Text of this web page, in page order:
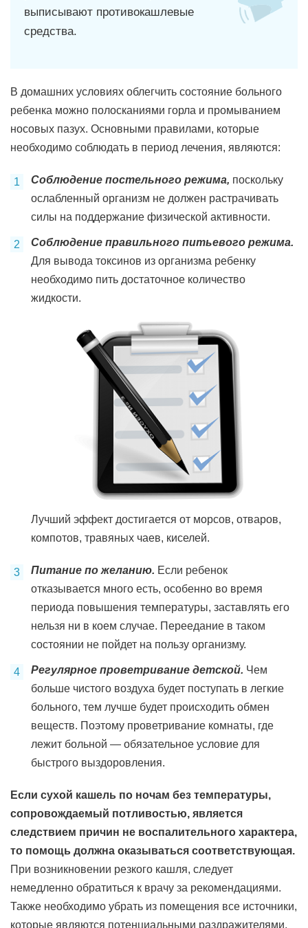
выписывают противокашлевые
средства.
В домашних условиях облегчить состояние больного
ребенка можно полосканиями горла и промыванием
носовых пазух. Основными правилами, которые
необходимо соблюдать в период лечения, являются:
Соблюдение постельного режима, поскольку
ослабленный организм не должен растрачивать
силы на поддержание физической активности.
Соблюдение правильного питьевого режима.
Для вывода токсинов из организма ребенку
необходимо пить достаточное количество
жидкости.
Лучший эффект достигается от морсов, отваров,
компотов, травяных чаев, киселей.
Питание по желанию. Если ребенок
отказывается много есть, особенно во время
периода повышения температуры, заставлять его
нельзя ни в коем случае. Переедание в таком
состоянии не пойдет на пользу организму.
Регулярное проветривание детской. Чем
больше чистого воздуха будет поступать в легкие
больного, тем лучше будет происходить обмен
веществ. Поэтому проветривание комнаты, где
лежит больной — обязательное условие для
быстрого выздоровления.
Если сухой кашель по ночам без температуры,
сопровождаемый потливостью, является
следствием причин не воспалительного характера,
то помощь должна оказываться соответствующая.
При возникновении резкого кашля, следует
немедленно обратиться к врачу за рекомендациями.
Также необходимо убрать из помещения все источники,
которые являются потенциальными раздражителями,